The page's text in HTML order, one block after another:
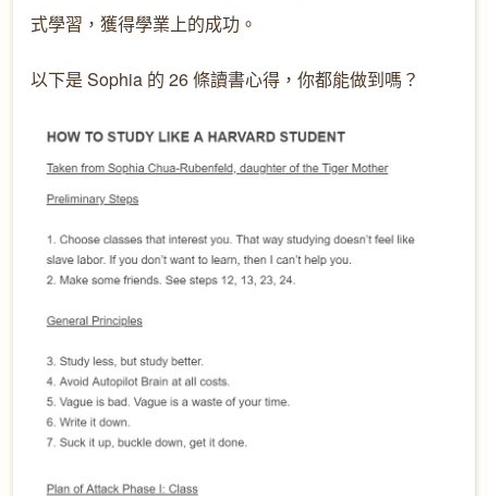
式學習，獲得學業上的成功。
以下是 Sophia 的 26 條讀書心得，你都能做到嗎？